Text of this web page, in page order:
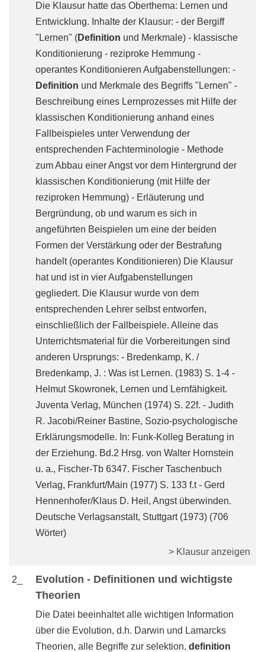
Die Klausur hatte das Oberthema: Lernen und
Entwicklung. Inhalte der Klausur: - der Bergiff
"Lernen" (Definition und Merkmale) - klassische
Konditionierung - reziproke Hemmung -
operantes Konditionieren Aufgabenstellungen: -
Definition und Merkmale des Begriffs "Lernen" -
Beschreibung eines Lernprozesses mit Hilfe der
klassischen Konditionierung anhand eines
Fallbeispieles unter Verwendung der
entsprechenden Fachterminologie - Methode
zum Abbau einer Angst vor dem Hintergrund der
klassischen Konditionierung (mit Hilfe der
reziproken Hemmung) - Erläuterung und
Bergründung, ob und warum es sich in
angeführten Beispielen um eine der beiden
Formen der Verstärkung oder der Bestrafung
handelt (operantes Konditionieren) Die Klausur
hat und ist in vier Aufgabenstellungen
gegliedert. Die Klausur wurde von dem
entsprechenden Lehrer selbst entworfen,
einschließlich der Fallbeispiele. Alleine das
Unterrichtsmaterial für die Vorbereitungen sind
anderen Ursprungs: - Bredenkamp, K. /
Bredenkamp, J. : Was ist Lernen. (1983) S. 1-4 -
Helmut Skowronek, Lernen und Lernfähigkeit.
Juventa Verlag, München (1974) S. 22f. - Judith
R. Jacobi/Reiner Bastine, Sozio-psychologische
Erklärungsmodelle. In: Funk-Kolleg Beratung in
der Erziehung. Bd.2 Hrsg. von Walter Hornstein
u. a., Fischer-Tb 6347. Fischer Taschenbuch
Verlag, Frankfurt/Main (1977) S. 133 f.t - Gerd
Hennenhofer/Klaus D. Heil, Angst überwinden.
Deutsche Verlagsanstalt, Stuttgart (1973) (706
Wörter)
> Klausur anzeigen
2_
Evolution - Definitionen und wichtigste
Theorien
Die Datei beeinhaltet alle wichtigen Information
über die Evolution, d.h. Darwin und Lamarcks
Theorien, alle Begriffe zur selektion, definition